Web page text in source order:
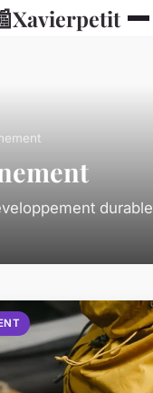
Xavierpetit
durable